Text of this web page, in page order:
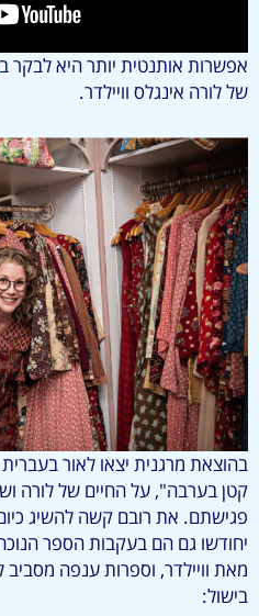
אפשרות אותנטית יותר היא לבקר ב
של לורה אינגלס וויילדר.
בהוצאת מרגנית יצאו לאור
קטן בערבה", על החיים של לורה
פגישתם. את רובם קשה להשיג
יחודשו גם הם בעקבות הספר
מאת וויילדר, וספרות ענפה
בישול: